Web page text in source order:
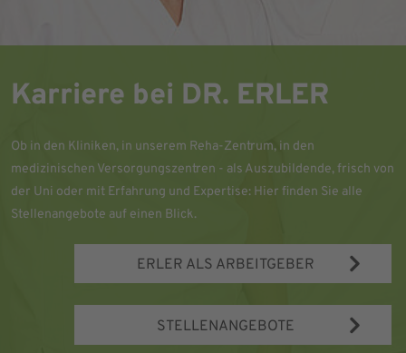
Karriere bei DR. ERLER
Ob in den Kliniken, in unserem Reha-Zentrum, in den
medizinischen Versorgungszentren - als Auszubildende, frisch von
der Uni oder mit Erfahrung und Expertise: Hier finden Sie alle
Stellenangebote auf einen Blick.
ERLER ALS ARBEITGEBER
STELLENANGEBOTE